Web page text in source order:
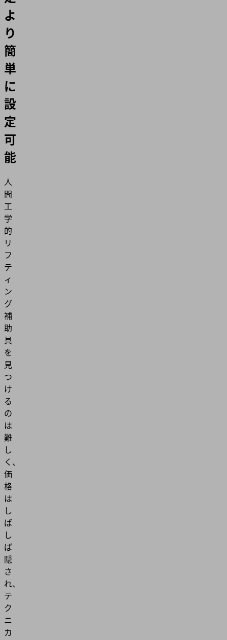
よ
り
簡
単
に
設
定
可
能
人
間
工
学
的
リ
フ
テ
ィ
ン
グ
補
助
具
を
見
つ
け
る
の
は
難
し
く、
価
格
は
し
ば
し
ば
隠
さ
れ、
テ
ク
ニ
カ